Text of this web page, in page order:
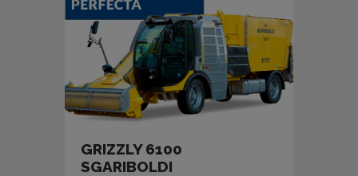
GRIZZLY 6100
SGARIBOLDI